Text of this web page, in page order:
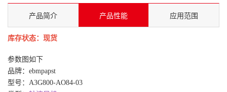
产品简介 产品性能 应用范围
库存状态：现货
参数图如下
品牌： ebmpapst
型号：A3G800-AO84-03